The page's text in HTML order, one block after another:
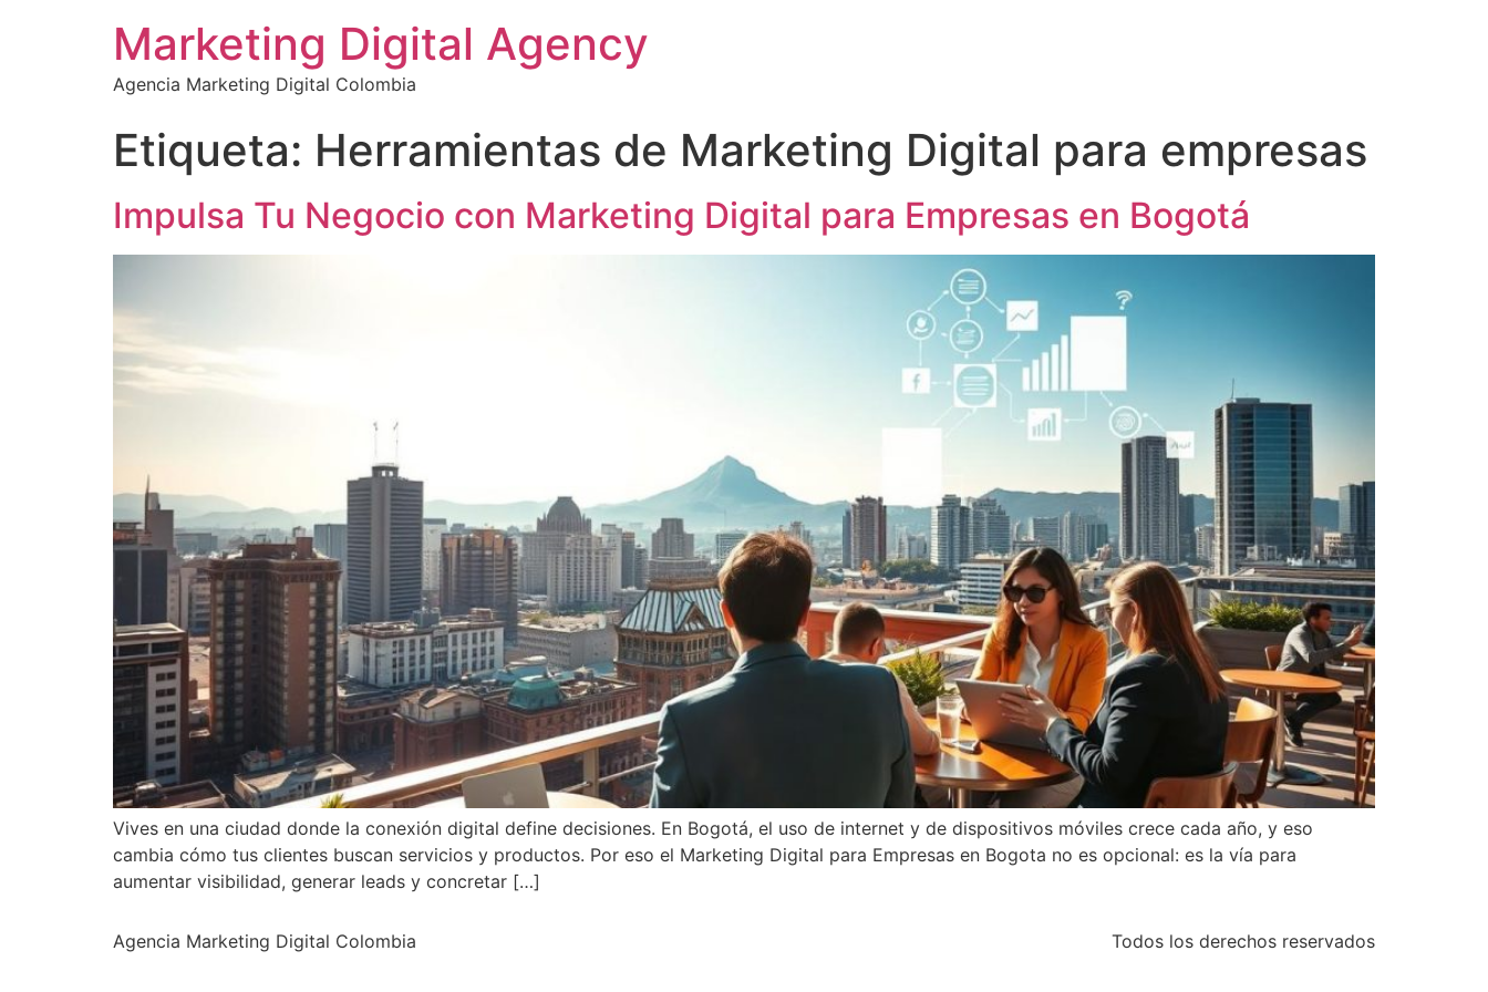
Marketing Digital Agency
Agencia Marketing Digital Colombia
Etiqueta: Herramientas de Marketing Digital para empresas
Impulsa Tu Negocio con Marketing Digital para Empresas en Bogotá
Vives en una ciudad donde la conexión digital define decisiones. En Bogotá, el uso de internet y de dispositivos móviles crece cada año, y eso
cambia cómo tus clientes buscan servicios y productos. Por eso el Marketing Digital para Empresas en Bogota no es opcional: es la vía para
aumentar visibilidad, generar leads y concretar […]
Agencia Marketing Digital Colombia Todos los derechos reservados